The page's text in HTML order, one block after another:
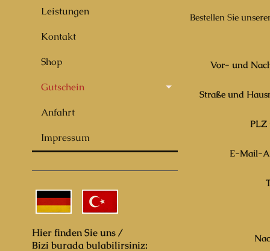
Bestellen Sie
Vor- und
Straße und
E-Mail-
Leistungen
Kontakt
Shop
Gutschein
Anfahrt
Impressum
Hier finden Sie uns /
Bizi burada bulabilirsiniz: